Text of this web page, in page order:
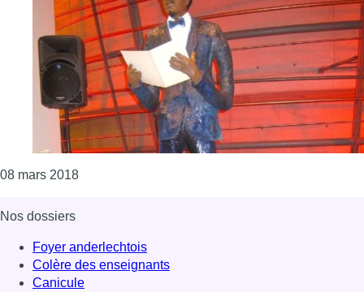
08 mars 2018Consulter l'article "Une statue itinérante de
Nos dossiers
Foyer anderlechtois
Colère des enseignants
Canicule